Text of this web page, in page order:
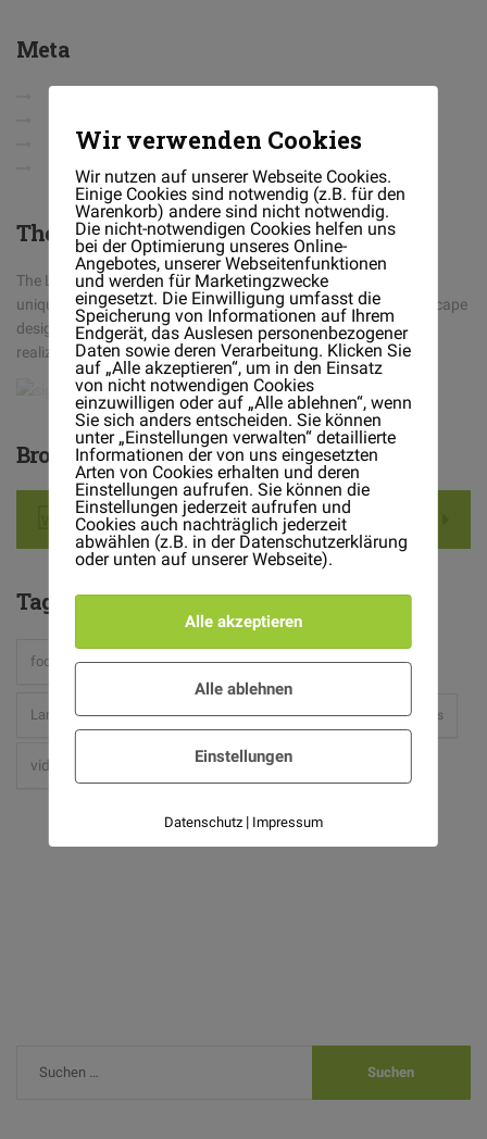
Meta
Kommentar-Feed
WordPress.org
The Landscaper
The Landscaper is a full-service landscaping company with a
unique design/build philosophy. We believe in having one landscape
designer handle the job from its conception on paper, to the
realization on your property
Brochures
Download .DOC File
Tag Cloud
food Gardening hardware hipster holidays
Landscaping light mac place Plants Projects
video-2
Wir verwenden Cookies
Wir nutzen auf unserer Webseite Cookies.
Einige Cookies sind notwendig (z.B. für den
Warenkorb) andere sind nicht notwendig.
Die nicht-notwendigen Cookies helfen uns
bei der Optimierung unseres Online-
Angebotes, unserer Webseitenfunktionen
und werden für Marketingzwecke
eingesetzt. Die Einwilligung umfasst die
Speicherung von Informationen auf Ihrem
Endgerät, das Auslesen personenbezogener
Daten sowie deren Verarbeitung. Klicken Sie
auf „Alle akzeptieren“, um in den Einsatz
von nicht notwendigen Cookies
einzuwilligen oder auf „Alle ablehnen“, wenn
Sie sich anders entscheiden. Sie können
unter „Einstellungen verwalten“ detaillierte
Informationen der von uns eingesetzten
Arten von Cookies erhalten und deren
Einstellungen aufrufen. Sie können die
Einstellungen jederzeit aufrufen und
Cookies auch nachträglich jederzeit
abwählen (z.B. in der Datenschutzerklärung
oder unten auf unserer Webseite).
Alle akzeptieren
Alle ablehnen
Einstellungen
Datenschutz| Impressum